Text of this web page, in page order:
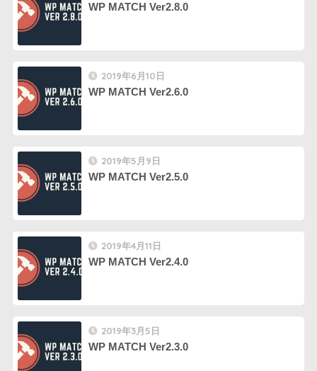
WP MATCH Ver2.8.0
2019年6月10日
WP MATCH Ver2.6.0
2019年5月9日
WP MATCH Ver2.5.0
2019年4月11日
WP MATCH Ver2.4.0
2019年3月5日
WP MATCH Ver2.3.0